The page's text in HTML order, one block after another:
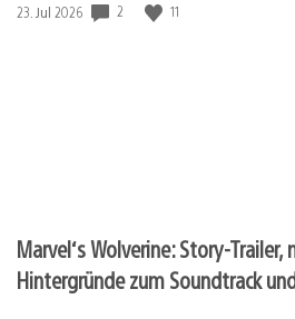
Veröffentlichungsdatum:
23. Jul 2026 2 11
Marvel‘s Wolverine: Story-Trailer,
Hintergründe zum Soundtrack